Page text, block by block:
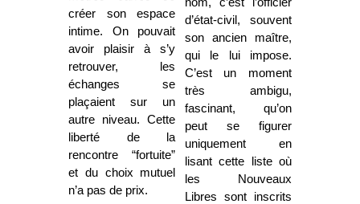
créer son espace
intime. On pouvait
avoir plaisir à s’y
retrouver, les
échanges se
plaçaient sur un
autre niveau. Cette
liberté de la
rencontre “fortuite”
et du choix mutuel
n’a pas de prix.
d’état-civil, souvent
son ancien maître,
qui le lui impose.
C’est un moment
très ambigu,
fascinant, qu’on
peut se figurer
uniquement en
lisant cette liste où
les Nouveaux
Libres sont inscrits